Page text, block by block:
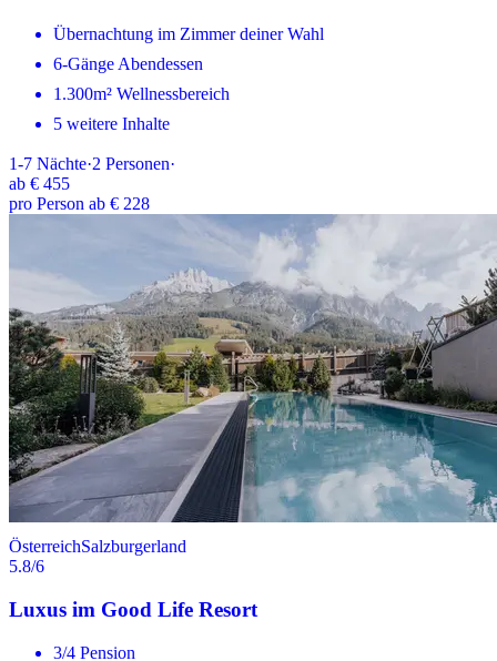
Übernachtung im Zimmer deiner Wahl
6-Gänge Abendessen
1.300m² Wellnessbereich
5 weitere Inhalte
1-7 Nächte·2 Personen·
ab € 455
pro Person ab € 228
ÖsterreichSalzburgerland
5.8/6
Luxus im Good Life Resort
3/4 Pension